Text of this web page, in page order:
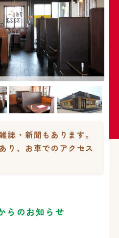
誌・新聞もあります。
り、お車でのアクセス
らのお知らせ